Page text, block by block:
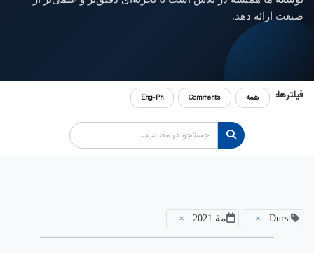
صنعت ارائه دهد.
فیلترها: همه Comments
Eng-Ph
Durst
× مهٔ 2021 ×